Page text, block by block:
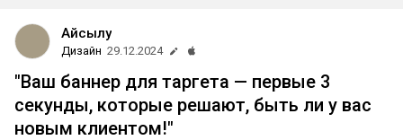
Айсылу
Дизайн 29.12.2024
"Ваш баннер для таргета — первые 3
секунды, которые решают, быть ли у вас
новым клиентом!"